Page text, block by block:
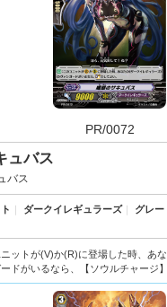
PR/0072
ュバス
バス
｜ ダークイレギュラーズ｜ グレー
ニットが(V)か(R)に登場した時、あ
ドがいるなら、【ソウルチャージ